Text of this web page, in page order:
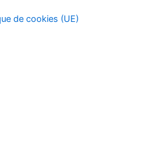
de cookies (UE)